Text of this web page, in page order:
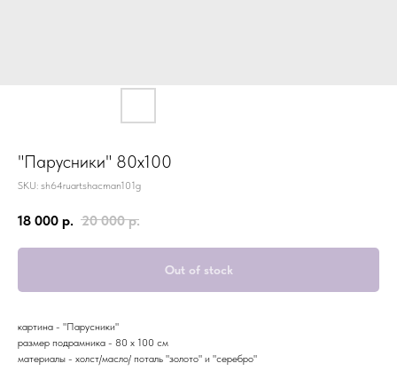
"Парусники" 80х100
SKU: sh64ruartshacman101g
18 000 р. 20 000 р.
Out of stock
картина - "Парусники"
размер подрамника - 80 x 100 см
материалы - холст/масло/ поталь "золото" и "серебро"